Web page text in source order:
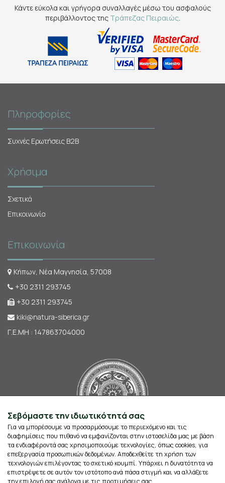
Κάντε εύκολα και γρήγορα συναλλαγές μέσω του ασφαλούς
περιβάλλοντος της Τράπεζας Πειραιώς.
Πληροφορίες
Συχνές Ερωτήσεις Β2Β
Χρήσιμα
Σχετικά
Επικοινωνία
Επικοινωνία
Κήπων, Νέα Μαγνησία, 57008
+30 2311 293745
+30 2311 293745
kiki@natura-siberica.gr
Γ.Ε.ΜΗ : 147863704000
Σεβόμαστε την ιδιωτικότητά σας
Για να μπορέσουμε να προσαρμόσουμε το περιεχόμενο και τις
διαφημίσεις που πιθανό να εμφανίζονται στην ιστοσελίδα μας με βάση
τα ενδιαφέροντά σας χρησιμοποιούμε τεχνολογίες, όπως cookies, για
επεξεργασία προσωπικών δεδομένων. Αποδεχθείτε τη χρήση των
τεχνολογιών επιλέγοντας το σχετικό κουμπί. Υπάρχει η δυνατότητα να
επιστρέψετε σε αυτόν τον ιστότοπο ανά πάσα στιγμή και να αλλάξετε
την επιλογή σας ανάλογα με τις προτιμήσεις σας.